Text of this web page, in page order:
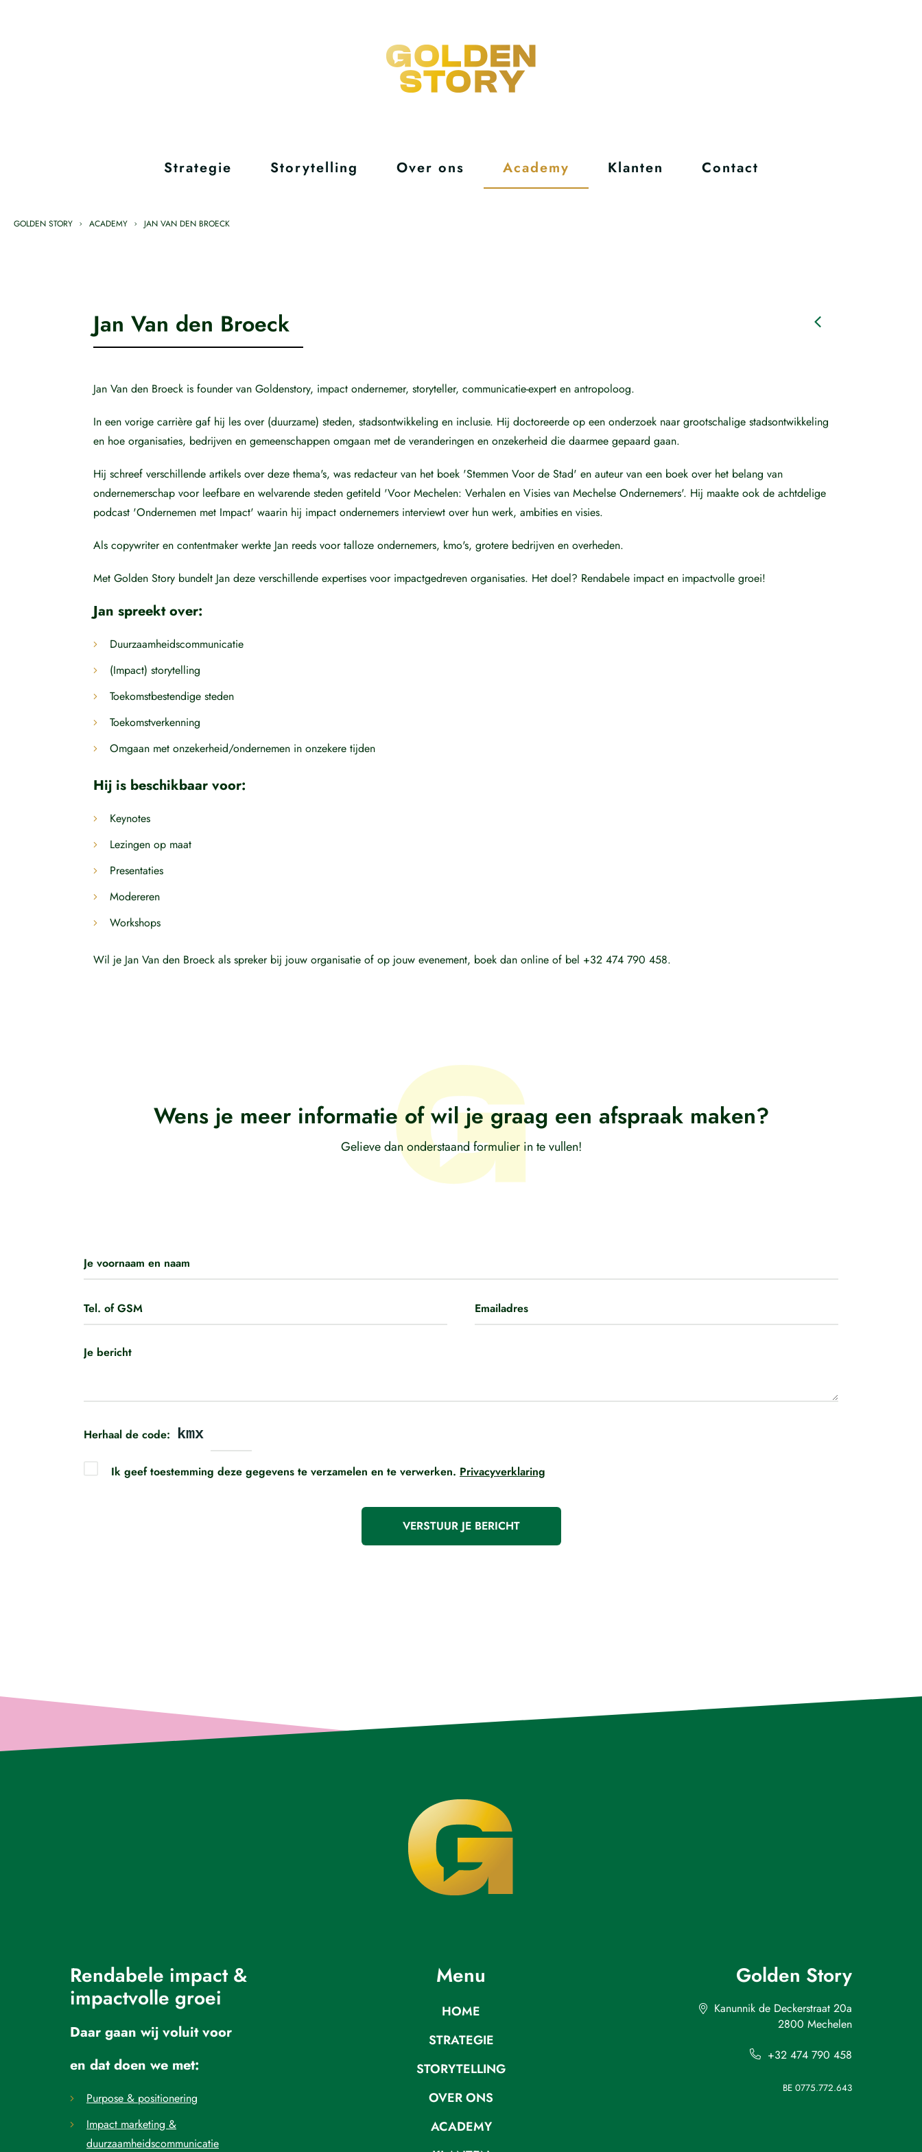
Strategie Storytelling Over ons Academy Klanten Contact
GOLDEN STORY ACADEMY JAN VAN DEN BROECK
Jan Van den Broeck
Jan Van den Broeck is founder van Goldenstory, impact ondernemer, storyteller, communicatie-expert en antropoloog.
In een vorige carrière gaf hij les over (duurzame) steden, stadsontwikkeling en inclusie. Hij doctoreerde op een onderzoek naar grootschalige stadsontwikkeling
en hoe organisaties, bedrijven en gemeenschappen omgaan met de veranderingen en onzekerheid die daarmee gepaard gaan.
Hij schreef verschillende artikels over deze thema's, was redacteur van het boek 'Stemmen Voor de Stad' en auteur van een boek over het belang van
ondernemerschap voor leefbare en welvarende steden getiteld 'Voor Mechelen: Verhalen en Visies van Mechelse Ondernemers'. Hij maakte ook de achtdelige
podcast 'Ondernemen met Impact' waarin hij impact ondernemers interviewt over hun werk, ambities en visies.
Als copywriter en contentmaker werkte Jan reeds voor talloze ondernemers, kmo's, grotere bedrijven en overheden.
Met Golden Story bundelt Jan deze verschillende expertises voor impactgedreven organisaties. Het doel? Rendabele impact en impactvolle groei!
Jan spreekt over:
Duurzaamheidscommunicatie
(Impact) storytelling
Toekomstbestendige steden
Toekomstverkenning
Omgaan met onzekerheid/ondernemen in onzekere tijden
Hij is beschikbaar voor:
Keynotes
Lezingen op maat
Presentaties
Modereren
Workshops
Wil je Jan Van den Broeck als spreker bij jouw organisatie of op jouw evenement, boek dan online of bel +32 474 790 458.
Wens je meer informatie of wil je graag een afspraak maken?
Gelieve dan onderstaand formulier in te vullen!
Herhaal de code: kmx
Ik geef toestemming deze gegevens te verzamelen en te verwerken. Privacyverklaring
Rendabele impact &
impactvolle groei
Daar gaan wij voluit voor
en dat doen we met:
Purpose & positionering
Impact marketing &
duurzaamheidscommunicatie
Menu
HOME
STRATEGIE
STORYTELLING
OVER ONS
ACADEMY
Golden Story
Kanunnik de Deckerstraat 20a
2800 Mechelen
+32 474 790 458
BE 0775.772.643